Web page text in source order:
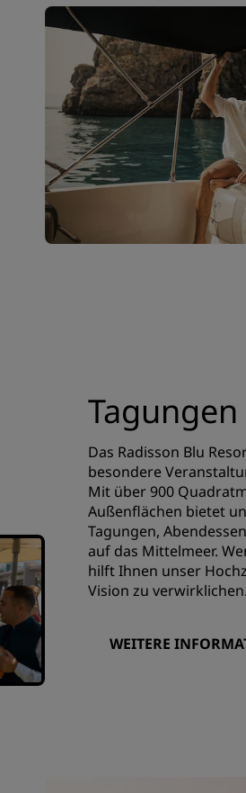
Das Radisson Blu
besondere
Mit über 900
Außenflächen bietet
Tagungen,
auf das Mittelmeer.
hilft Ihnen unser
Vision zu verwirklichen.
WEITERE